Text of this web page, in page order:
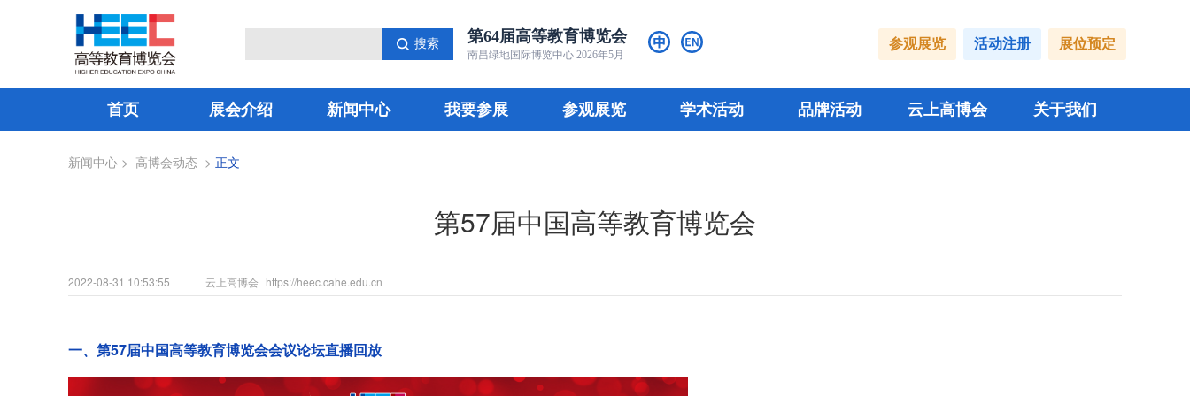
搜索 第64届高等教育博览会
南昌绿地国际博览中心 2026年5月
参观展览 活动注册 展位预定
首页 展会介绍 新闻中心 我要参展 参观展览 学术活动 品牌活动 云上高博会 关于我们
新闻中心 > 高博会动态 > 正文
第57届中国高等教育博览会
2022-08-31 10:53:55 云上高博会 https://heec.cahe.edu.cn
一、第57届中国高等教育博览会会议论坛直播回放